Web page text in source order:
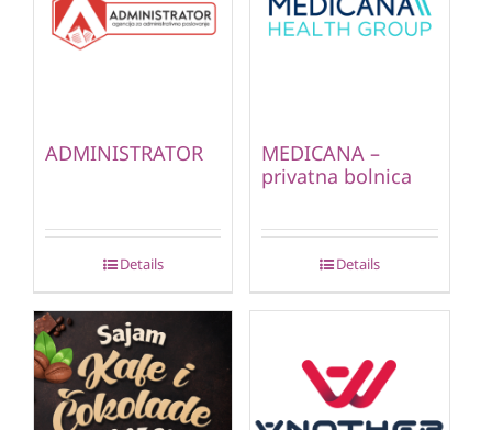
ADMINISTRATOR
Details
MEDICANA –
privatna bolnica
Details